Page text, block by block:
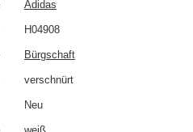
Adidas
H04908
Bürgschaft
verschnürt
Neu